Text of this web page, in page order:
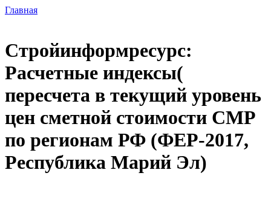
Главная
Стройинформресурс:
Расчетные индексы(
пересчета в текущий уровень
цен сметной стоимости СМР
по регионам РФ (ФЕР-2017,
Республика Марий Эл)